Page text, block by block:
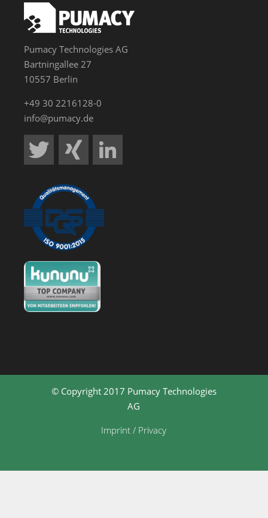
Pumacy Technologies AG
Bartningallee 27
10557 Berlin
+49 30 2216128-0
info@pumacy.de
© Copyright 2017 Pumacy Technologies
AG
Imprint / Privacy